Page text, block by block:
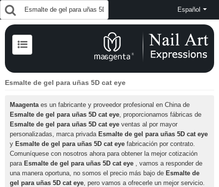
Español
Esmalte de gel para uñas 5D cat eye
Maagentaes un fabricante y proveedor profesional en China de
Esmalte de gel para uñas 5D cat eye, proporcionamos fábricas de
Esmalte de gel para uñas 5D cat eye ventas al por mayor
personalizadas, marca privada Esmalte de gel para uñas 5D cat eye
y Esmalte de gel para uñas 5D cat eye fabricación por contrato.
Comuníquese con nosotros ahora para obtener la mejor cotización
para Esmalte de gel para uñas 5D cat eye , vamos a responder de
una manera oportuna, no somos el precio más bajo de Esmalte de
gel para uñas 5D cat eye, pero vamos a ofrecerle un mejor servicio.